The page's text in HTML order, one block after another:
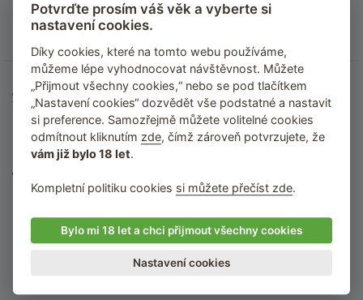
součástí vulvy....
Související hračky
Holení
Vybíráme ze Sexypedie
Sexuální praktiky
Potvrďte prosím váš věk a vyberte si
nastavení cookies.
Díky cookies, které na tomto webu používáme,
můžeme lépe vyhodnocovat návštěvnost. Můžete
„Přijmout všechny cookies,“ nebo se pod tlačítkem
„Nastavení cookies“ dozvědět vše podstatné a nastavit
si preference. Samozřejmě můžete volitelné cookies
odmítnout kliknutím zde, čímž zároveň potvrzujete, že
vám již bylo 18 let.
Kompletní politiku cookies si můžete přečíst zde.
Bylo mi 18 let a chci přijmout všechny cookies
Nastavení cookies